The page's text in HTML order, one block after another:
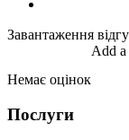
Завантаження
Немає оцінок
Add
Послуги